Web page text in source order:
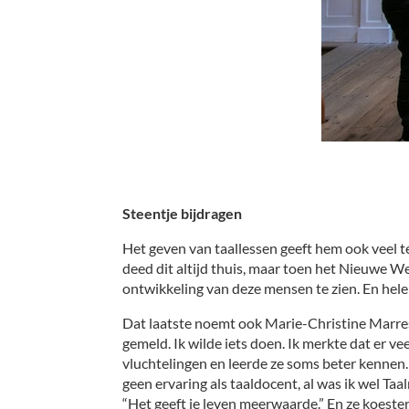
Steentje bijdragen
Het geven van taallessen geeft hem ook veel
deed dit altijd thuis, maar toen het Nieuwe
ontwikkeling van deze mensen te zien. En
Dat laatste noemt ook Marie-Christine
gemeld. Ik wilde iets doen. Ik merkte dat er
vluchtelingen en leerde ze soms beter
geen ervaring als taaldocent, al was ik wel
“Het geeft je leven meerwaarde.” En ze